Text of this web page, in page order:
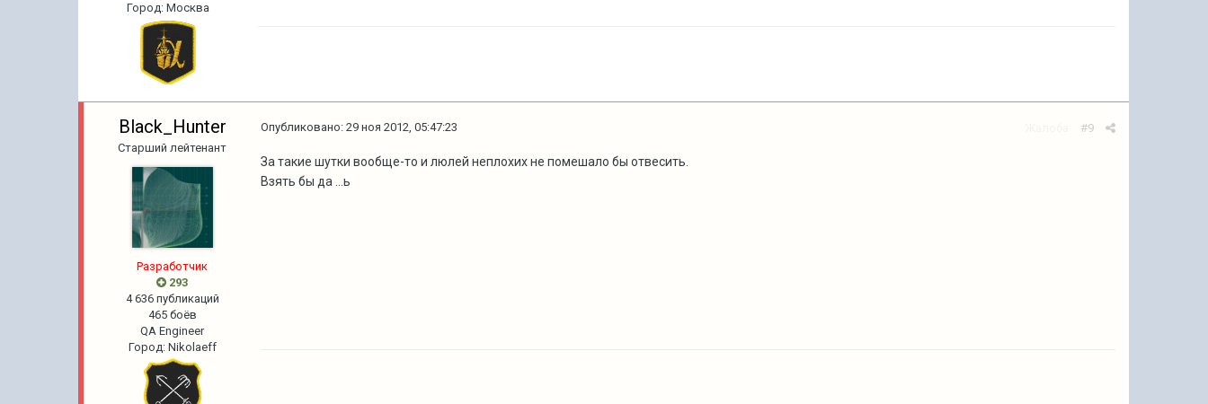
Город:Москва
Black_Hunter
Старший лейтенант
Разработчик
293
4 636 публикаций
465 боёв
QA Engineer
Город: Nikolaeff
#9
Опубликовано:29 ноя 2012, 05:47:23
За такие шутки вообще-то и люлей неплохих не помешало бы отвесить.
Взять бы да ...ь